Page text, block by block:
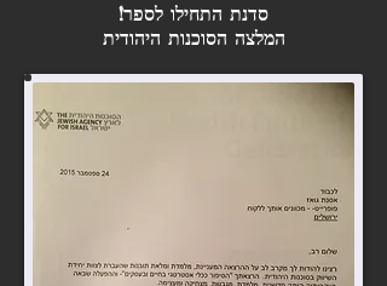
סדנת התחילו לספר!
המלצה הסוכנות היהודית